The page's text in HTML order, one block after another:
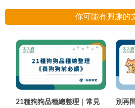
你可能有興趣的
21種狗狗品種總整理｜常見
別再